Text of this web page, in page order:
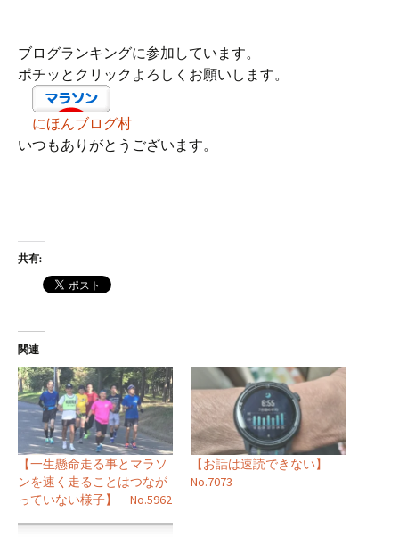
ブログランキングに参加しています。
ポチッとクリックよろしくお願いします。
にほんブログ村
いつもありがとうございます。
共有:
関連
【一生懸命走る事とマラソ
ンを速く走ることはつなが
っていない様子】 No.5962
【お話は速読できない】
No.7073